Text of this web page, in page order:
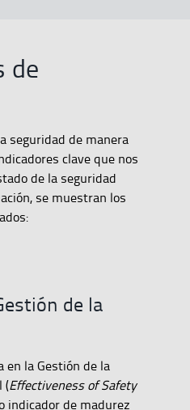
de
seguridad de manera
clave que nos
de la seguridad
se muestran los
de la
en la Gestión de la
(Effectiveness of Safety
indicador de madurez